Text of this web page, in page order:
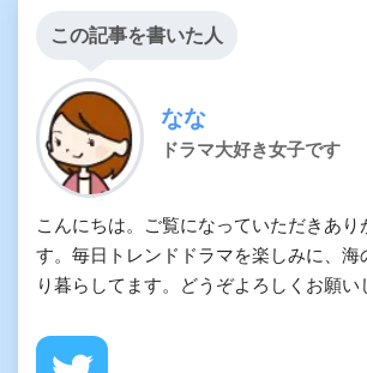
この記事を書いた人
なな
ドラマ大好き女子です
こんにちは。ご覧になっていただきあり
す。毎日トレンドドラマを楽しみに、海
り暮らしてます。どうぞよろしくお願い